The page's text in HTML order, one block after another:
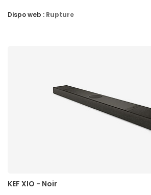
Dispo web : Rupture
KEF XIO - Noir